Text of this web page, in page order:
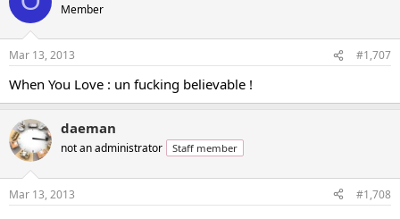
Member
Mar 13, 2013 #1,707
When You Love : un fucking believable !
daeman
not an administrator Staff member
Mar 13, 2013 #1,708